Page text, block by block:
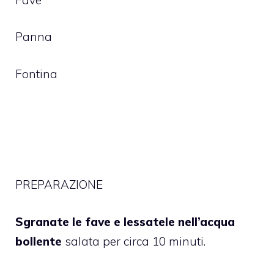
Panna
Fontina
PREPARAZIONE
Sgranate le fave e lessatele nell’acqua
bollente salata per circa 10 minuti.